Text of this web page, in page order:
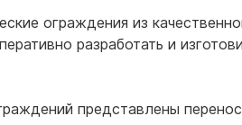
ограждения из
разработать и
представлены